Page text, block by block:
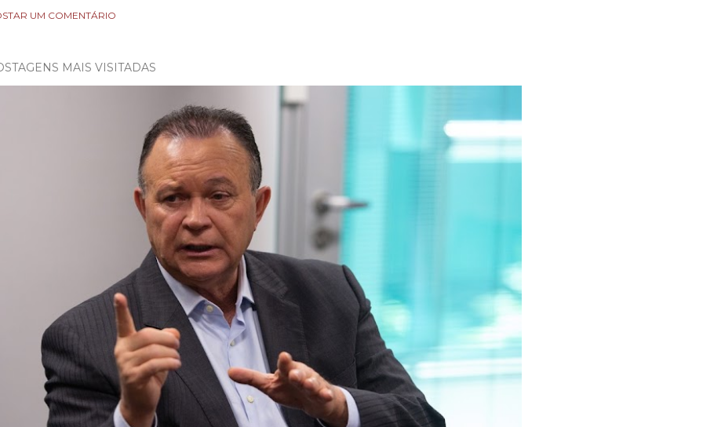
UM COMENTÁRIO
MAIS VISITADAS